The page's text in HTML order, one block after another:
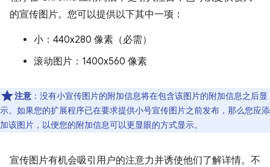
的宣传图片。您可以提供以下其中一项：
小：440x280 像素（必需）
滚动图片：1400x560 像素
注意 ：没有小宣传图片的附加信息将在包含该图片的附加信息之后显
示。 如果您的扩展程序已在要求提供小号宣传图片之前发布，那么您应添
加该图片，以便您的附加信息可以更显眼的方式显示。
宣传图片有机会吸引用户的注意力并诱使他们了解详情。不